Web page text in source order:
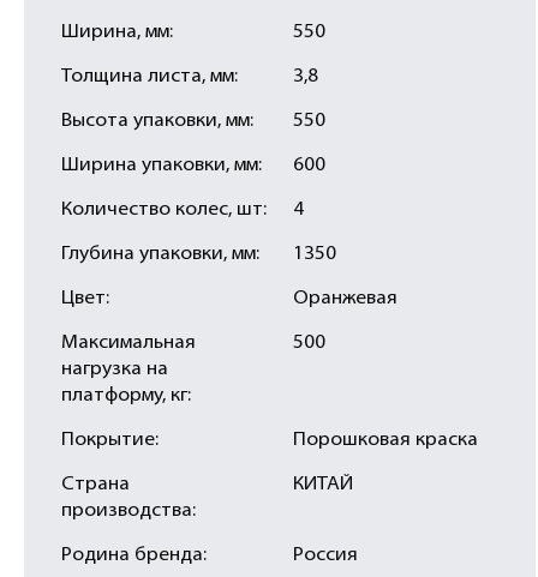
Ширина, мм: 550
Толщина листа, мм: 3,8
Высота упаковки, мм: 550
Ширина упаковки, мм: 600
Количество колес, шт: 4
Глубина упаковки, мм: 1350
Цвет: Оранжевая
Максимальная
нагрузка на
платформу, кг:
500
Покрытие: Порошковая краска
Страна
производства:
КИТАЙ
Родина бренда: Россия